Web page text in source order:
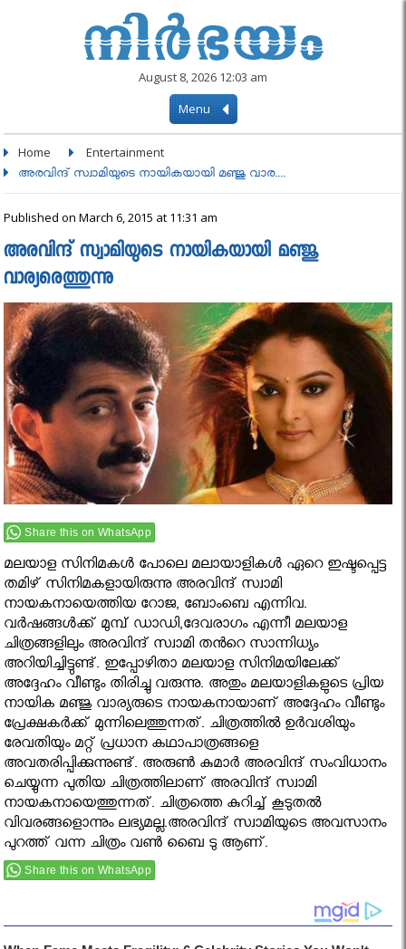
August 8, 2026 12:03 am
Menu
Home Entertainment
അരവിന്ദ്‌ സ്വാമിയുടെ നായികയായി മഞ്ജു വാര....
Published on March 6, 2015 at 11:31 am
അരവിന്ദ്‌ സ്വാമിയുടെ നായികയായി മഞ്ജു
വാര്യരെത്തുന്നു
Share this on WhatsApp
മലയാള സിനിമകള്‍ പോലെ മലായാളികൾ ഏറെ ഇഷ്ടപ്പെട്ട
തമിഴ് സിനിമകളായിരുന്നു അരവിന്ദ് സ്വാമി
നായകനായെത്തിയ റോജ, ബോംബെ എന്നിവ.
വർഷങ്ങൾക്ക് മുമ്പ് ഡാഡി,ദേവരാഗം എന്നീ മലയാള
ചിത്രങ്ങളിലും അരവിന്ദ് സ്വാമി തൻറെ സാന്നിധ്യം
അറിയിച്ചിട്ടുണ്ട്. ഇപ്പോഴിതാ മലയാള സിനിമയിലേക്ക്
അദ്ദേഹം വീണ്ടും തിരിച്ചു വരുന്നു. അതും മലയാളികളുടെ പ്രിയ
നായിക മഞ്ജു വാര്യരുടെ നായകനായാണ് അദ്ദേഹം വീണ്ടും
പ്രേക്ഷകർക്ക് മുന്നിലെത്തുന്നത്. ചിത്രത്തിൽ ഉര്‍വശിയും
രേവതിയും മറ്റ് പ്രധാന കഥാപാത്രങ്ങളെ
അവതരിപ്പിക്കുന്നുണ്ട്. അരുണ്‍ കുമാര്‍ അരവിന്ദ് സംവിധാനം
ചെയ്യുന്ന പുതിയ ചിത്രത്തിലാണ് അരവിന്ദ് സ്വാമി
നായകനായെത്തുന്നത്. ചിത്രത്തെ കുറിച്ച് കൂടുതൽ
വിവരങ്ങളൊന്നും ലഭ്യമല്ല.അരവിന്ദ് സ്വാമിയുടെ അവസാനം
പുറത്ത് വന്ന ചിത്രം വണ്‍ ബൈ ടു ആണ്.
Share this on WhatsApp